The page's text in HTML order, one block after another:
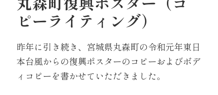
ピーライティング）
昨年に引き続き、宮城県丸森町の令和元年東日
本台風からの復興ポスターのコピーおよびボデ
ィコピーを書かせていただきました。